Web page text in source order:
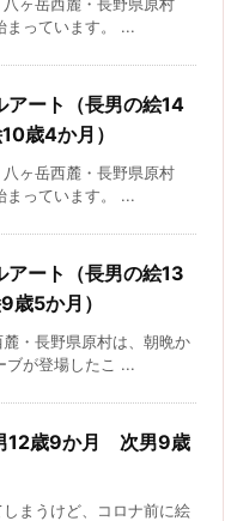
まっています。 ...
アート（長男の絵14
歳4か月）
ヶ岳西麓・長野県原村
まっています。 ...
アート（長男の絵13
歳5か月）
・長野県原村は、朝晩か
ブが登場したこ ...
12歳9か月 次男9歳
まうけど、コロナ前に絵